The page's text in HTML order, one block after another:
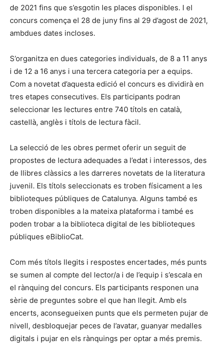
de 2021 fins que s’esgotin les places disponibles. I el
concurs comença el 28 de juny fins al 29 d’agost de 2021,
ambdues dates incloses.
S’organitza en dues categories individuals, de 8 a 11 anys
i de 12 a 16 anys i una tercera categoria per a equips.
Com a novetat d’aquesta edició el concurs es dividirà en
tres etapes consecutives. Els participants podran
seleccionar les lectures entre 740 títols en català,
castellà, anglès i títols de lectura fàcil.
La selecció de les obres permet oferir un seguit de
propostes de lectura adequades a l’edat i interessos, des
de llibres clàssics a les darreres novetats de la literatura
juvenil. Els títols seleccionats es troben físicament a les
biblioteques públiques de Catalunya. Alguns també es
troben disponibles a la mateixa plataforma i també es
poden trobar a la biblioteca digital de les biblioteques
públiques eBiblioCat.
Com més títols llegits i respostes encertades, més punts
se sumen al compte del lector/a i de l’equip i s’escala en
el rànquing del concurs. Els participants responen una
sèrie de preguntes sobre el que han llegit. Amb els
encerts, aconsegueixen punts que els permeten pujar de
nivell, desbloquejar peces de l’avatar, guanyar medalles
digitals i pujar en els rànquings per optar a més premis.